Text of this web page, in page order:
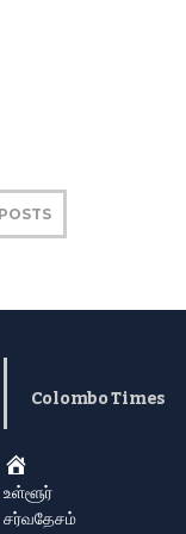
Colombo Times
உள்ளூர்
சர்வதேசம்